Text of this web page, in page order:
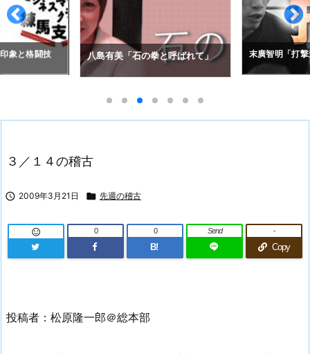
象と格闘技 八島有美「石の拳と呼ばれて」 末廣智明「打
３／１４の稽古
 2009年3月21日  先週の稽古
 0
B!
0 Send
Copy
-
投稿者：松原隆一郎＠総本部